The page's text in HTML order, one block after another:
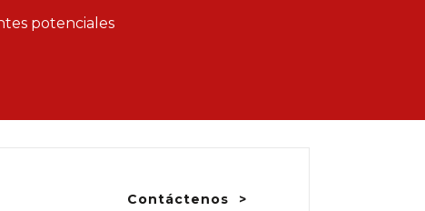
potenciales
Contáctenos